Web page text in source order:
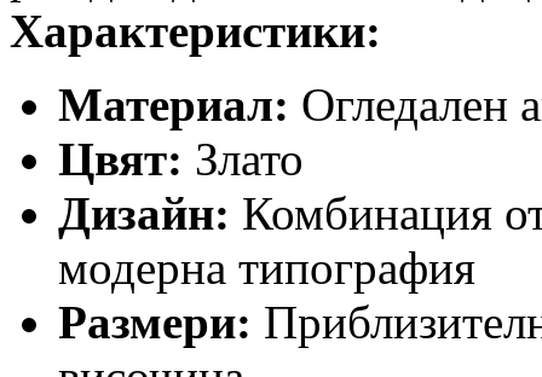
Характеристики:
Материал: Огледален
Цвят: Злато
Дизайн: Комбинация
модерна типография
Размери: